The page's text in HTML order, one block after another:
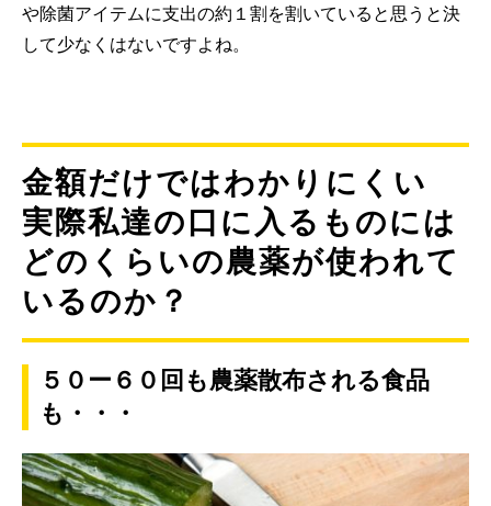
や除菌アイテムに支出の約１割を割いていると思うと決
して少なくはないですよね。
金額だけではわかりにくい
実際私達の口に入るものには
どのくらいの農薬が使われて
いるのか？
５０ー６０回も農薬散布される食品
も・・・